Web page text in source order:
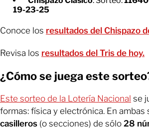
19-23-25
Conoce los resultados del Chispazo
Revisa los resultados del Tris de hoy.
¿Cómo se juega este
Este sorteo de la Lotería Nacional se
formas: física y electrónica. En ambas
casilleros (o secciones) de sólo 28